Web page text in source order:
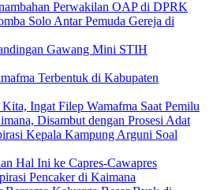
Perwakilan OAP di DPRK
Solo Antar Pemuda Gereja di
Gawang Mini STIH
Terbentuk di Kabupaten
Ingat Filep Wamafma Saat Pemilu
Disambut dengan Prosesi Adat
Kepala Kampung Arguni Soal
Hal Ini ke Capres-Cawapres
Pencaker di Kaimana